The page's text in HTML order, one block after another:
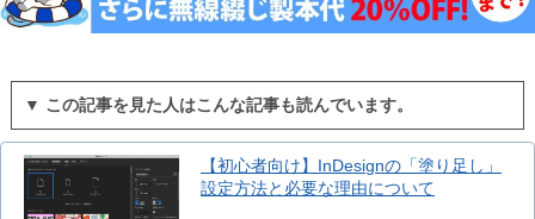
▼ この記事を見た人はこんな記事も読んでいます。
【初心者向け】InDesignの「塗り足し」
設定方法と必要な理由について